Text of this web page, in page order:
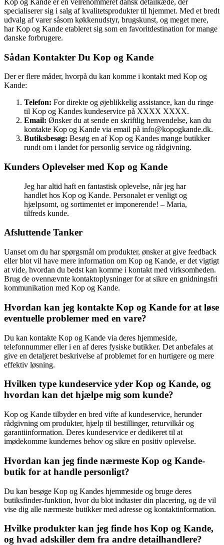
specialiserer sig i salg af kvalitetsprodukter til hjemmet. Med et bredt
udvalg af varer såsom køkkenudstyr, brugskunst, og meget mere,
har Kop og Kande etableret sig som en favoritdestination for mange
danske forbrugere.
Sådan Kontakter Du Kop og Kande
Der er flere måder, hvorpå du kan komme i kontakt med Kop og
Kande:
Telefon: For direkte og øjeblikkelig assistance, kan du ringe
til Kop og Kandes kundeservice på XXXX XXXX.
Email: Ønsker du at sende en skriftlig henvendelse, kan du
kontakte Kop og Kande via email på info@kopogkande.dk.
Butiksbesøg: Besøg en af Kop og Kandes mange butikker
rundt om i landet for personlig service og rådgivning.
Kunders Oplevelser med Kop og Kande
Jeg har altid haft en fantastisk oplevelse, når jeg har
handlet hos Kop og Kande. Personalet er venligt og
hjælpsomt, og sortimentet er imponerende! – Maria,
tilfreds kunde.
Afsluttende Tanker
Uanset om du har spørgsmål om produkter, ønsker at give feedback
eller blot vil have mere information om Kop og Kande, er det vigtigt
at vide, hvordan du bedst kan komme i kontakt med virksomheden.
Brug de ovennævnte kontaktoplysninger for at sikre en gnidningsfri
kommunikation med Kop og Kande.
Hvordan kan jeg kontakte Kop og Kande for at løse
eventuelle problemer med en vare?
Du kan kontakte Kop og Kande via deres hjemmeside,
telefonnummer eller i en af deres fysiske butikker. Det anbefales at
give en detaljeret beskrivelse af problemet for en hurtigere og mere
effektiv løsning.
Hvilken type kundeservice yder Kop og Kande, og
hvordan kan det hjælpe mig som kunde?
Kop og Kande tilbyder en bred vifte af kundeservice, herunder
rådgivning om produkter, hjælp til bestillinger, returvilkår og
garantiinformation. Deres kundeservice er dedikeret til at
imødekomme kundernes behov og sikre en positiv oplevelse.
Hvordan kan jeg finde nærmeste Kop og Kande-
butik for at handle personligt?
Du kan besøge Kop og Kandes hjemmeside og bruge deres
butiksfinder-funktion, hvor du blot indtaster din placering, og de vil
vise dig alle nærmeste butikker med adresse og kontaktinformation.
Hvilke produkter kan jeg finde hos Kop og Kande,
og hvad adskiller dem fra andre detailhandlere?